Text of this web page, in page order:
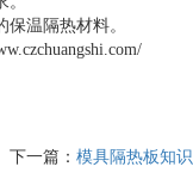
温隔热材料。
下一篇： 模具隔热板知识